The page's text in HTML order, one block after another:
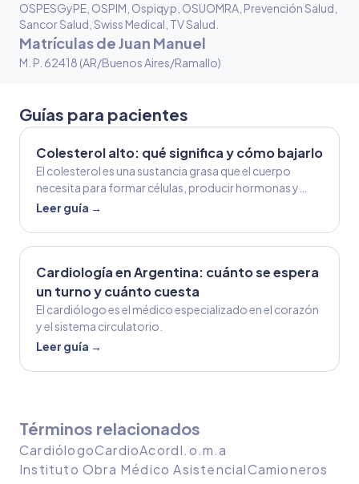
OSPESGyPE, OSPIM, Ospiqyp, OSUOMRA, Prevención Salud,
Sancor Salud, Swiss Medical, TV Salud
Matrículas de Juan Manuel
M. P. 62418 (AR/Buenos Aires/Ramallo)
Guías para pacientes
Colesterol alto: qué significa y cómo bajarlo
El colesterol es una sustancia grasa que el cuerpo
necesita para formar células, producir hormonas y
cumplir otras funciones importantes.
Leer guía →
Cardiología en Argentina: cuánto se espera
un turno y cuánto cuesta
El cardiólogo es el médico especializado en el corazón
y el sistema circulatorio.
Leer guía →
Términos relacionados
CardiólogoCardioAcordI.o.m.a
Instituto Obra Médico AsistencialCamioneros